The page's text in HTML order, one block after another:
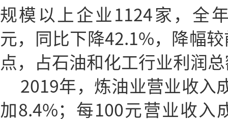
规模以上企业1124家，全
元，同比下降42.1%，降幅
点，占石油和化工行业利润
2019年，炼油业营业收入
加8.4%；每100元营业收入